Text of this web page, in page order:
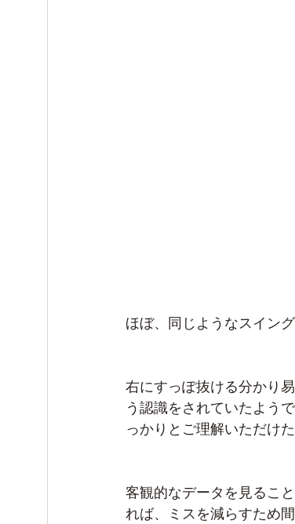
ほぼ、同じようなスイン
右にすっぽ抜ける分かり
う認識をされていたよう
っかりとご理解いただけた
客観的なデータを見るこ
れば、ミスを減らすため